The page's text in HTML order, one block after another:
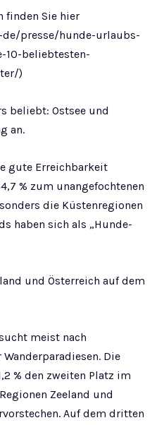
finden Sie hier
presse/hunde-urlaubs-
10-beliebtesten-
)
beliebt: Ostsee und
an.
gute Erreichbarkeit
% zum unangefochtenen
die Küstenregionen
haben sich als „Hunde-
und Österreich auf dem
meist nach
Die
% den zweiten Platz im
Zeeland und
Auf dem dritten